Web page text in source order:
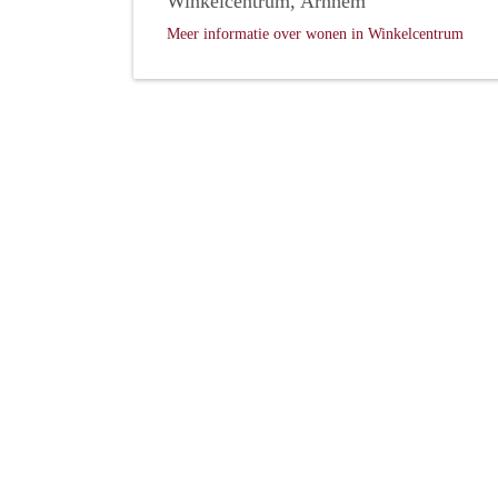
Meer informatie over wonen in Winkelcentrum